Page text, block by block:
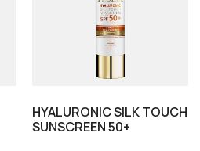
HYALURONIC SILK TOUCH
SUNSCREEN 50+